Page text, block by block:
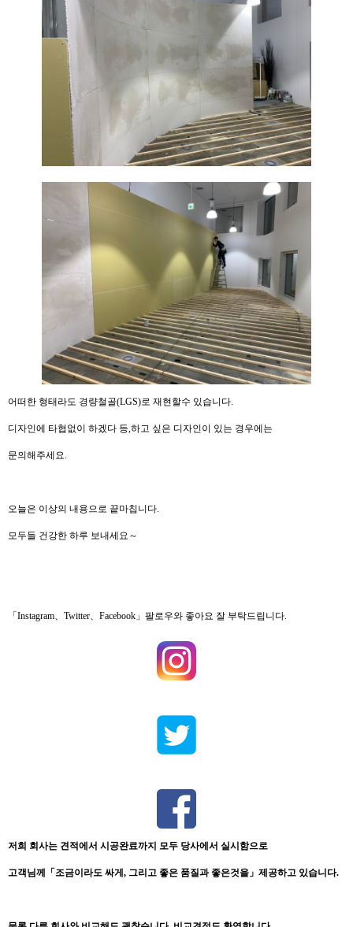
어떠한 형태라도 경량철골(LGS)로 재현할수 있습니다.
디자인에 타협없이 하겠다 등,하고 싶은 디자인이 있는 경우에는
문의해주세요.
오늘은 이상의 내용으로 끝마칩니다.
모두들 건강한 하루 보내세요～
「Instagram、Twitter、Facebook」팔로우와 좋아요 잘 부탁드립니다.
저희 회사는 견적에서 시공완료까지 모두 당사에서 실시함으로
고객님께「조금이라도 싸게, 그리고 좋은 품질과 좋은것을 」 제공하고 있습니다.